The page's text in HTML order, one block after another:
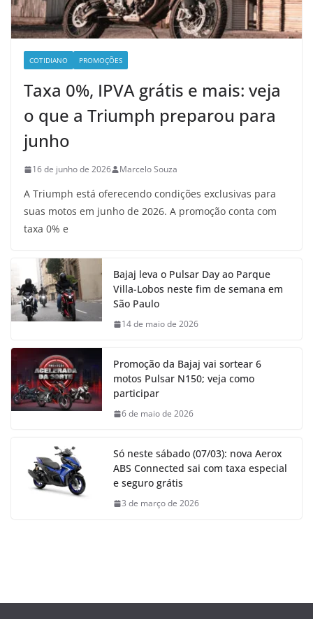
COTIDIANO PROMOÇÕES
Taxa 0%, IPVA grátis e mais: veja
o que a Triumph preparou para
junho
16 de junho de 2026 Marcelo Souza
A Triumph está oferecendo condições exclusivas para
suas motos em junho de 2026. A promoção conta com
taxa 0% e
Bajaj leva o Pulsar Day ao Parque
Villa-Lobos neste fim de semana em
São Paulo
14 de maio de 2026
Promoção da Bajaj vai sortear 6
motos Pulsar N150; veja como
participar
6 de maio de 2026
Só neste sábado (07/03): nova Aerox
ABS Connected sai com taxa especial
e seguro grátis
3 de março de 2026